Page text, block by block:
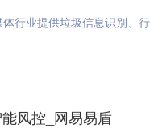
行业提供垃圾信息识别、
风控_网易易盾